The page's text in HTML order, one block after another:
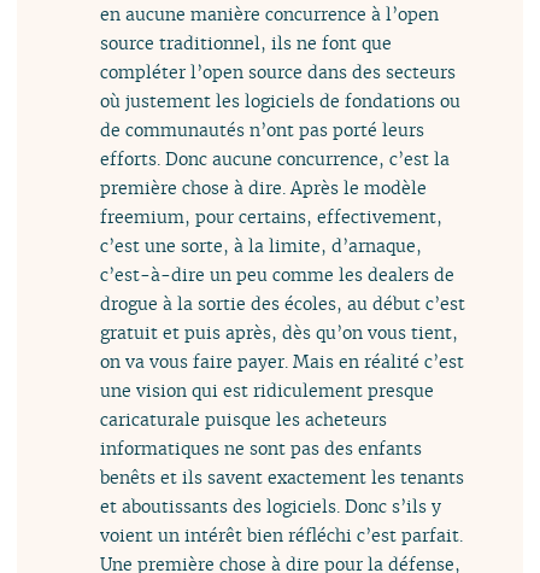
en aucune manière concurrence à l’open
source traditionnel, ils ne font que
compléter l’open source dans des secteurs
où justement les logiciels de fondations ou
de communautés n’ont pas porté leurs
efforts. Donc aucune concurrence, c’est la
première chose à dire. Après le modèle
freemium, pour certains, effectivement,
c’est une sorte, à la limite, d’arnaque,
c’est-à-dire un peu comme les dealers de
drogue à la sortie des écoles, au début c’est
gratuit et puis après, dès qu’on vous tient,
on va vous faire payer. Mais en réalité c’est
une vision qui est ridiculement presque
caricaturale puisque les acheteurs
informatiques ne sont pas des enfants
benêts et ils savent exactement les tenants
et aboutissants des logiciels. Donc s’ils y
voient un intérêt bien réfléchi c’est parfait.
Une première chose à dire pour la défense,